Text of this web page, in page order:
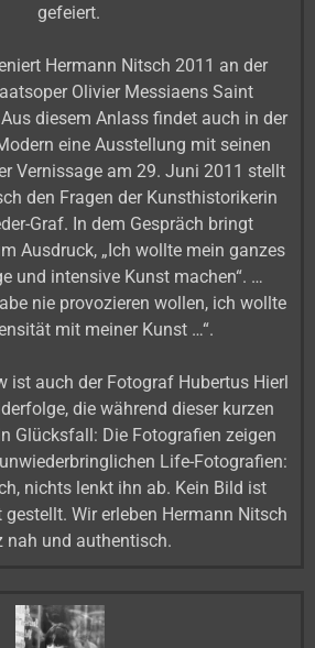
gefeiert.
Hermann Nitsch 2011 an der
Olivier Messiaens Saint
Aus diesem Anlass findet auch in der
eine Ausstellung mit seinen
Vernissage am 29. Juni 2011 stellt
den Fragen der Kunsthistorikerin
Graf. In dem Gespräch bringt
Ausdruck, „Ich wollte mein ganzes
und intensive Kunst machen“. …
nie provozieren wollen, ich wollte
mit meiner Kunst …“.
ist auch der Fotograf Hubertus Hierl
die während dieser kurzen
Glücksfall: Die Fotografien zeigen
Life-Fotografien:
nichts lenkt ihn ab. Kein Bild ist
Wir erleben Hermann Nitsch
nah und authentisch.